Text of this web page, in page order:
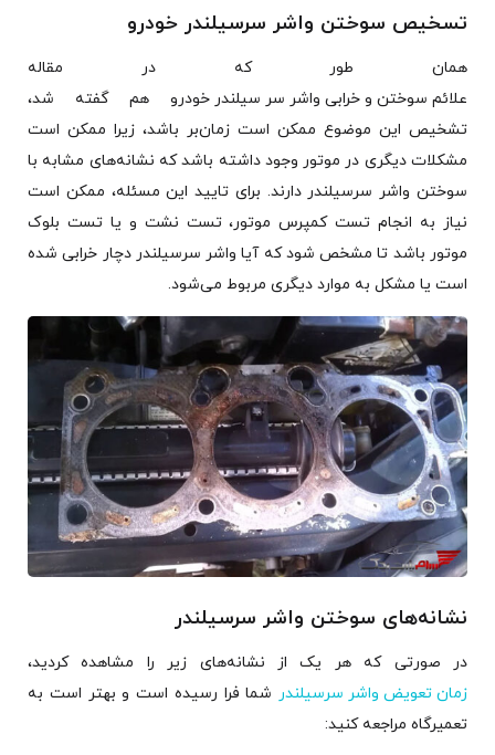
تسخیص سوختن واشر سرسیلندر خودرو
همان طور که در مقاله
علائم سوختن و خرابی واشر سر سیلندر خودرو هم گفته شد،
تشخیص این موضوع ممکن است زمان‌بر باشد، زیرا ممکن است
مشکلات دیگری در موتور وجود داشته باشد که نشانه‌های مشابه با
سوختن واشر سرسیلندر دارند. برای تایید این مسئله، ممکن است
نیاز به انجام تست کمپرس موتور، تست نشت و یا تست بلوک
موتور باشد تا مشخص شود که آیا واشر سرسیلندر دچار خرابی شده
است یا مشکل به موارد دیگری مربوط می‌شود.
نشانه‌های سوختن واشر سرسیلندر
در صورتی که هر یک از نشانه‌های زیر را مشاهده کردید،
زمان تعویض واشر سرسیلندر شما فرا رسیده است و بهتر است به
تعمیرگاه مراجعه کنید: